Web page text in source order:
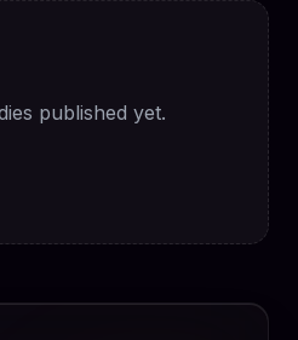
published yet.